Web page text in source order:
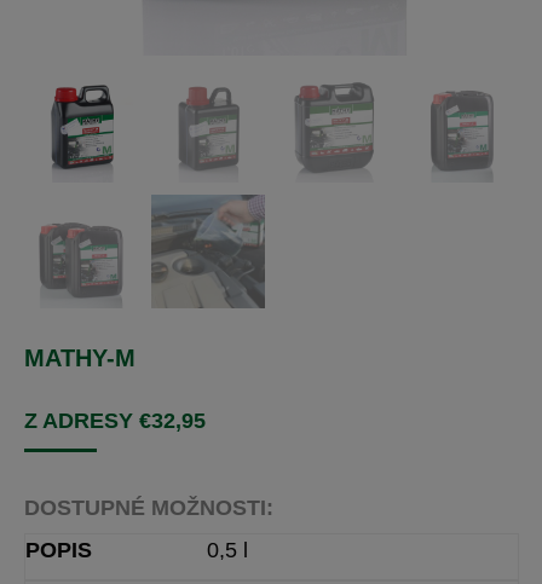
MATHY-M
Z ADRESY €32,95
DOSTUPNÉ MOŽNOSTI:
0,5 l